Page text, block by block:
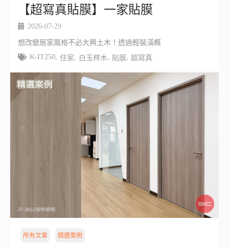
【超寫真貼膜】一家貼膜
2026-07-29
想改變居家風格不必大興土木！透過輕裝潢概
K-IT250, 住家 白玉梣木 貼膜, 超寫真
所有文章 精選案例